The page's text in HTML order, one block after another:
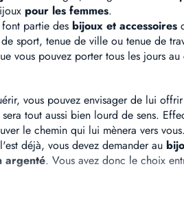
pour les femmes.
partie des bijoux et accessoires
sport, tenue de ville ou tenue de
vous pouvez porter tous les jours
vous pouvez envisager de lui
sera tout aussi bien lourd de sens.
le chemin qui lui mènera vers vous.
déjà, vous devez demander au
argenté. Vous avez donc le choix